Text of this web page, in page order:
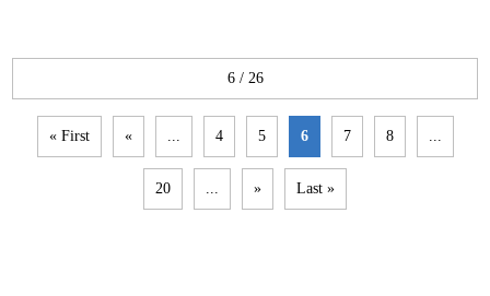
6 / 26
« First « ... 4 5 6 7 8 ...
20 ... » Last »